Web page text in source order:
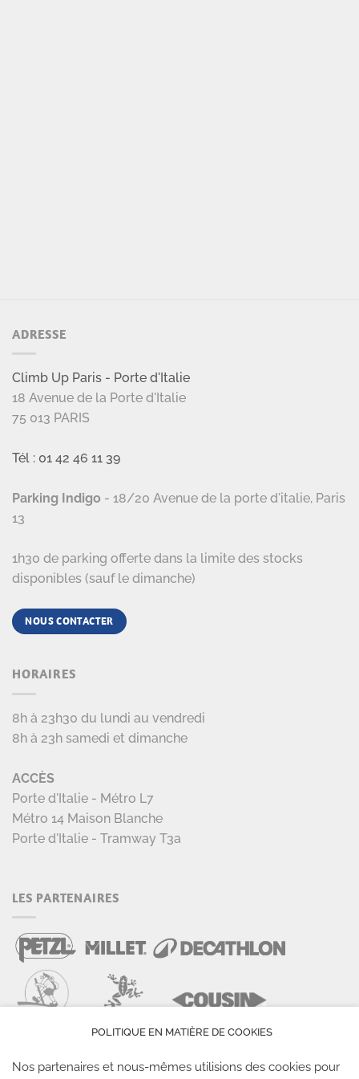
ADRESSE
Climb Up Paris - Porte d'Italie
18 Avenue de la Porte d'Italie
75 013 PARIS
Tél : 01 42 46 11 39
Parking Indigo - 18/20 Avenue de la porte d'italie, Paris
13
1h30 de parking offerte dans la limite des stocks
disponibles (sauf le dimanche)
NOUS CONTACTER
HORAIRES
8h à 23h30 du lundi au vendredi
8h à 23h samedi et dimanche
ACCÈS
Porte d'Italie - Métro L7
Métro 14 Maison Blanche
Porte d'Italie - Tramway T3a
LES PARTENAIRES
POLITIQUE EN MATIÈRE DE COOKIES
Nos partenaires et nous-mêmes utilisions des cookies pour